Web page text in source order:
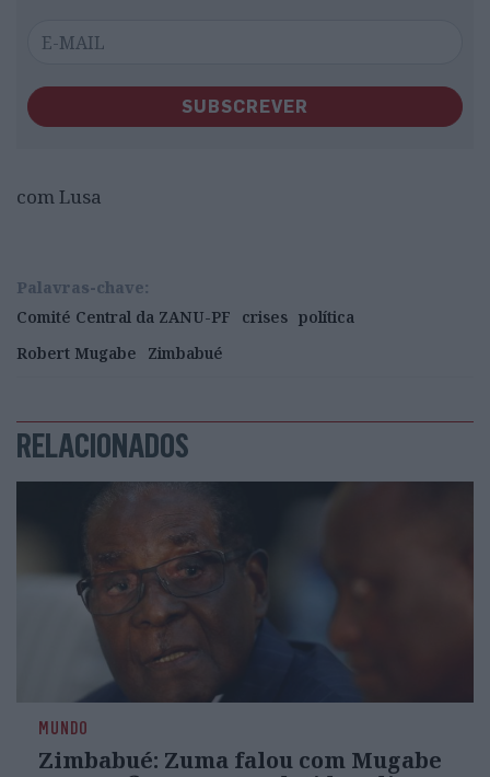
SUBSCREVER
com Lusa
Palavras-chave:
Comité Central da ZANU-PF
crises política
Robert Mugabe
Zimbabué
RELACIONADOS
MUNDO
Zimbabué: Zuma falou com Mugabe